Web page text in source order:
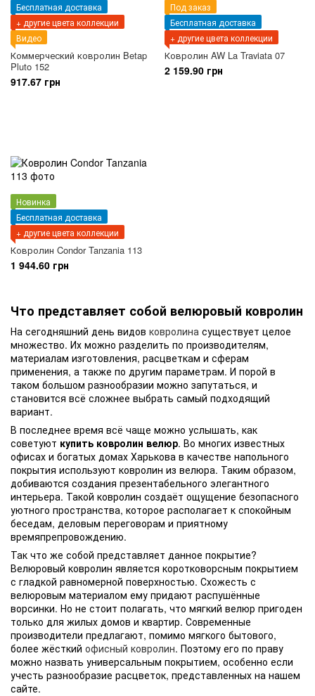
Бесплатная доставка
+ другие цвета коллекции
Видео
Коммерческий ковролин Betap
Pluto 152
917.67 грн
Под заказ
Бесплатная доставка
+ другие цвета коллекции
Ковролин AW La Traviata 07
2 159.90 грн
Новинка
Бесплатная доставка
+ другие цвета коллекции
Ковролин Condor Tanzania 113
1 944.60 грн
Что представляет собой велюровый ковролин
На сегодняшний день видов ковролина существует целое
множество. Их можно разделить по производителям,
материалам изготовления, расцветкам и сферам
применения, а также по другим параметрам. И порой в
таком большом разнообразии можно запутаться, и
становится всё сложнее выбрать самый подходящий
вариант.
В последнее время всё чаще можно услышать, как
советуют купить ковролин велюр. Во многих известных
офисах и богатых домах Харькова в качестве напольного
покрытия используют ковролин из велюра. Таким образом,
добиваются создания презентабельного элегантного
интерьера. Такой ковролин создаёт ощущение безопасного
уютного пространства, которое располагает к спокойным
беседам, деловым переговорам и приятному
времяпрепровождению.
Так что же собой представляет данное покрытие?
Велюровый ковролин является коротковорсным покрытием
с гладкой равномерной поверхностью. Схожесть с
велюровым материалом ему придают распушённые
ворсинки. Но не стоит полагать, что мягкий велюр пригоден
только для жилых домов и квартир. Современные
производители предлагают, помимо мягкого бытового,
более жёсткий офисный ковролин. Поэтому его по праву
можно назвать универсальным покрытием, особенно если
учесть разнообразие расцветок, представленных на нашем
сайте.